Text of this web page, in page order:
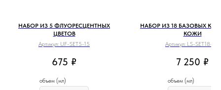
НАБОР ИЗ 5 ФЛУОРЕСЦЕНТНЫХ
ЦВЕТОВ
Артикул: UF-SET5-15
675 ₽
объем (мл)
НАБОР ИЗ 18 БАЗОВЫХ
КОЖИ
Артикул: LS-SET18-50
7 250 ₽
объем (мл)